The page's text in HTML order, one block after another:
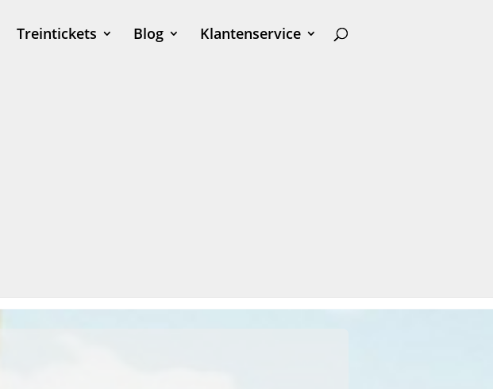
Treintickets Blog Klantenservice